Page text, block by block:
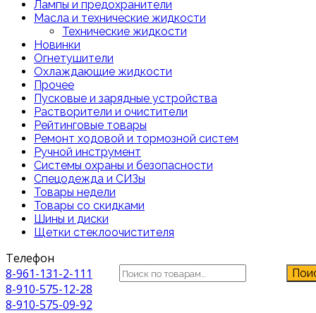
Лампы и предохранители
Масла и технические жидкости
Технические жидкости
Новинки
Огнетушители
Охлаждающие жидкости
Прочее
Пусковые и зарядные устройства
Растворители и очистители
Рейтинговые товары
Ремонт ходовой и тормозной систем
Ручной инструмент
Системы охраны и безопасности
Спецодежда и СИЗы
Товары недели
Товары со скидками
Шины и диски
Щетки стеклоочистителя
Искать:
Телефон
8-961-131-2-111
8-910-575-12-28
8-910-575-09-92